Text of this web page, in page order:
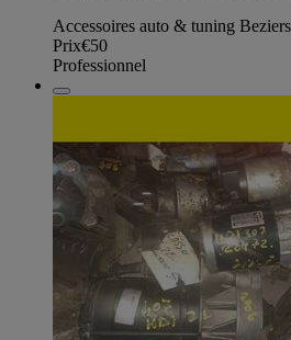
Accessoires auto & tuning
Prix€50
Professionnel